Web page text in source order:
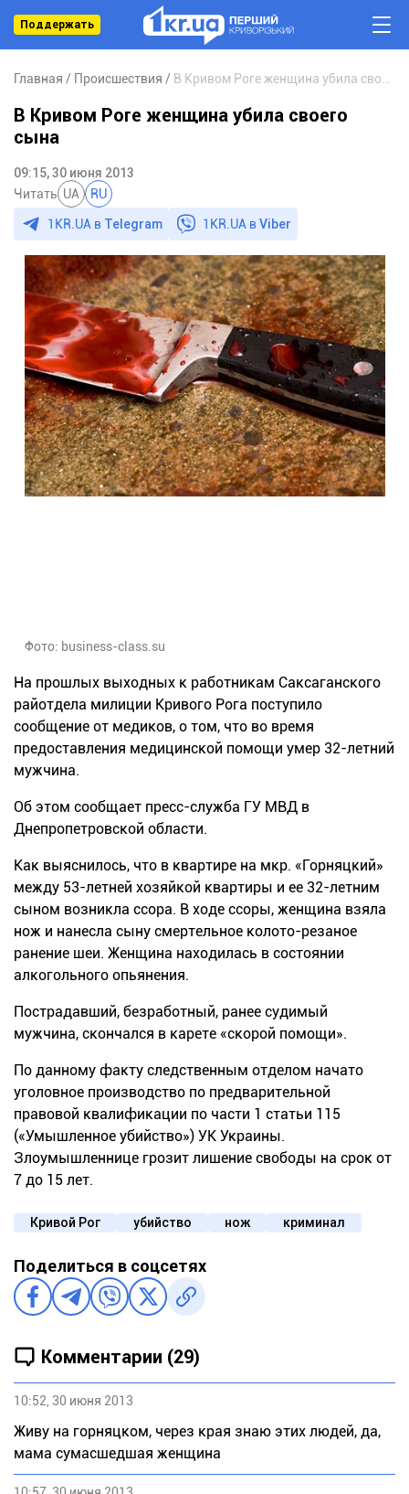
Поддержать
Главная Происшествия
В Кривом Роге женщина убила своего
сына
09:15, 30 июня 2013
Читать UA RU
1KR.UA в Telegram 1KR.UA вViber
Фото: business-class.su
На прошлых выходных к работникам Саксаганского
райотдела милиции Кривого Рога поступило
сообщение от медиков, о том, что во время
предоставления медицинской помощи умер 32-летний
мужчина.
Об этом сообщает пресс-служба ГУ МВД в
Днепропетровской области.
Как выяснилось, что в квартире на мкр. «Горняцкий»
между 53-летней хозяйкой квартиры и ее 32-летним
сыном возникла ссора. В ходе ссоры, женщина взяла
нож и нанесла сыну смертельное колото-резаное
ранение шеи. Женщина находилась в состоянии
алкогольного опьянения.
Пострадавший, безработный, ранее судимый
мужчина, скончался в карете «скорой помощи».
По данному факту следственным отделом начато
уголовное производство по предварительной
правовой квалификации по части 1 статьи 115
(«Умышленное убийство») УК Украины.
Злоумышленнице грозит лишение свободы на срок от
7 до 15 лет.
Кривой Рог убийство нож криминал
Поделиться в соцсетях
Комментарии (29)
10:52, 30 июня 2013
Живу на горняцком, через края знаю этих людей, да,
мама сумасшедшая женщина